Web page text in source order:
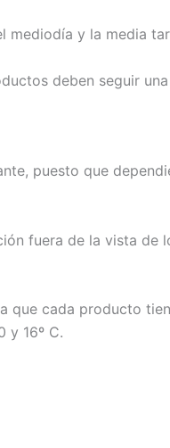
mediodía y la media
deben seguir
puesto que
fuera de la vista
que cada producto
y 16º C.